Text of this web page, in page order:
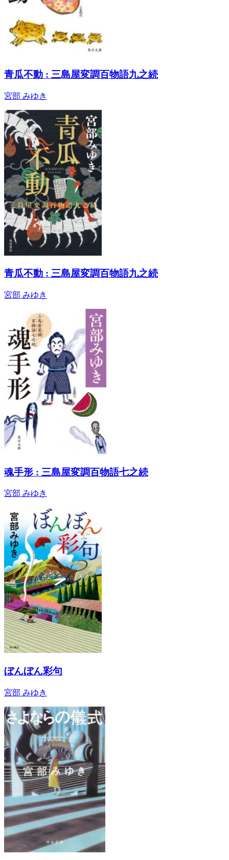
青瓜不動 : 三島屋変調百物語九之続
宮部 みゆき
青瓜不動 : 三島屋変調百物語九之続
宮部 みゆき
魂手形 : 三島屋変調百物語七之続
宮部 みゆき
ぼんぼん彩句
宮部 みゆき